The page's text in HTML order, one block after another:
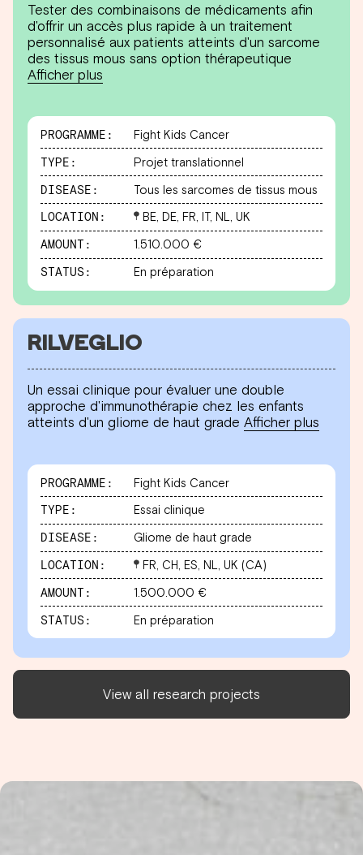
Tester des combinaisons de médicaments afin
d'offrir un accès plus rapide à un traitement
personnalisé aux patients atteints d'un sarcome
des tissus mous sans option thérapeutique
Afficher plus
PROGRAMME: Fight Kids Cancer
TYPE: Projet translationnel
DISEASE: Tous les sarcomes de tissus mous
LOCATION: BE, DE, FR, IT, NL, UK
AMOUNT: 1.510.000 €
STATUS: En préparation
RILVEGLIO
Un essai clinique pour évaluer une double
approche d'immunothérapie chez les enfants
atteints d'un gliome de haut gradeAfficher plus
PROGRAMME: Fight Kids Cancer
TYPE: Essai clinique
DISEASE: Gliome de haut grade
LOCATION: FR, CH, ES, NL, UK (CA)
AMOUNT: 1.500.000 €
STATUS: En préparation
View all research projects